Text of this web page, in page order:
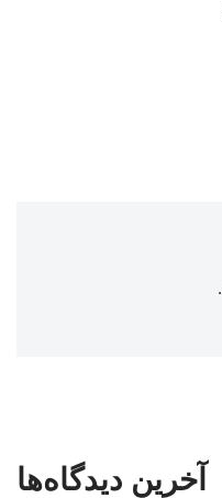
.
آخرین دیدگاه‌ها